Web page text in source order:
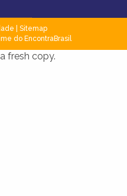
Sitemap
do EncontraBrasil
fresh copy.